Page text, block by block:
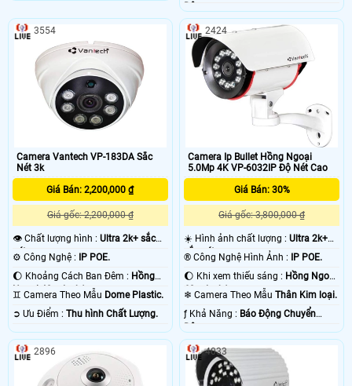
Camera Vantech VP-183DA Sắc
Nét 3k
Giá Bán: 2,200,000 ₫
Giá gốc: 2,200,000 ₫
👁 Chất lượng hình : Ultra 2k+ sắc
nét .
⚙ Công Nghệ :
IP POE.
🌔 Khoảng Cách Ban Đêm : Hồng
Ngoại 40m Led Array.
♊ Camera Theo Mẫu Dome Plastic.
️➲ Ưu Điểm : Thu hình Chất Lượng.
3554
Camera Ip Bullet Hồng Ngoại
5.0Mp 4K VP-6032IP Độ Nét Cao
Giá Bán: 30%
Giá gốc: 3,800,000 ₫
☀️ Hình ảnh chất lượng :Ultra 2k+
sắc nét .
®️ Công Nghệ Hình Ảnh :
IP POE.
🌔 Khi xem thiếu sáng : Hồng Ngoại
60m Led Array.
❄ Camera Theo MẫuThân Kim loại.
️ƒ Khả Năng : Báo Động Chuyển
2424
2896 4033